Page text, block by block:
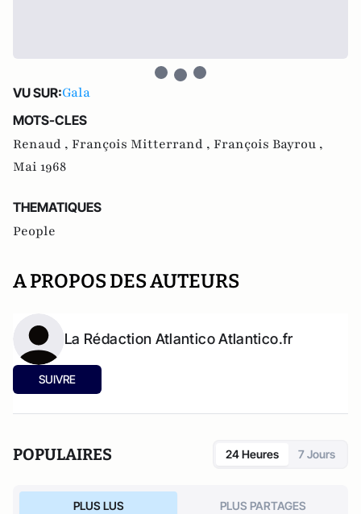
VU SUR:Gala
MOTS-CLES
Renaud , François Mitterrand , François Bayrou ,
Mai 1968
THEMATIQUES
People
A PROPOS DES AUTEURS
La Rédaction Atlantico Atlantico.fr
SUIVRE
POPULAIRES 24 Heures 7 Jours
PLUS LUS PLUS PARTAGES